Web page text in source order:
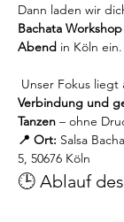
Dann laden wir
Bachata
Abend in Köln ein.
Unser Fokus liegt
Verbindung und
Tanzen – ohne
📍 Ort: Salsa
5, 50676 Köln
🕒 Ablauf